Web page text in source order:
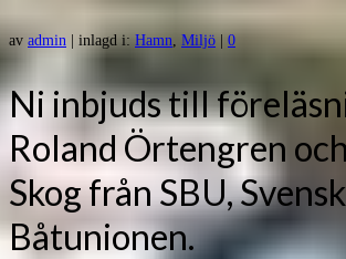
av admin inlagd i: Hamn, Miljö 0
Ni inbjuds till
Roland Örtengren
Skog från SBU,
Båtunionen.